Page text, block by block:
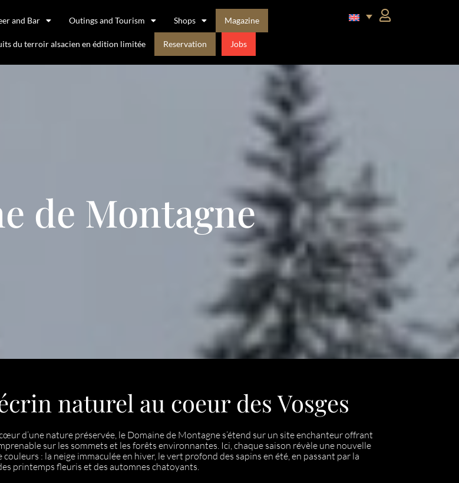
and Bar Outings and Tourism Shops Magazine
du terroir alsacien en édition limitée Reservation Jobs
de Montagne
naturel au coeur des Vosges
d’une nature préservée, le Domaine de Montagne s’étend sur un site enchanteur offrant
sur les sommets et les forêts environnantes. Ici, chaque saison révèle une nouvelle
couleurs : la neige immaculée en hiver, le vert profond des sapins en été, en passant par la
printemps fleuris et des automnes chatoyants.